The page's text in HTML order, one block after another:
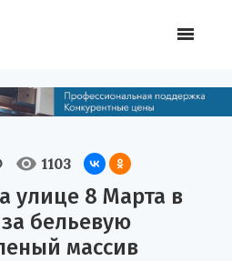
1103
улице 8 Марта в
бельевую
массив